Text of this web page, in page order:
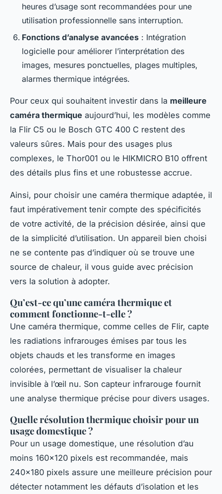
heures d’usage sont recommandées pour une
utilisation professionnelle sans interruption.
Fonctions d’analyse avancées : Intégration
logicielle pour améliorer l’interprétation des
images, mesures ponctuelles, plages multiples,
alarmes thermique intégrées.
Pour ceux qui souhaitent investir dans la meilleure
caméra thermique aujourd’hui, les modèles comme
la Flir C5 ou le Bosch GTC 400 C restent des
valeurs sûres. Mais pour des usages plus
complexes, le Thor001 ou le HIKMICRO B10 offrent
des détails plus fins et une robustesse accrue.
Ainsi, pour choisir une caméra thermique adaptée, il
faut impérativement tenir compte des spécificités
de votre activité, de la précision désirée, ainsi que
de la simplicité d’utilisation. Un appareil bien choisi
ne se contente pas d’indiquer où se trouve une
source de chaleur, il vous guide avec précision
vers la solution à adopter.
Qu’est-ce qu’une caméra thermique et
comment fonctionne-t-elle ?
Une caméra thermique, comme celles de Flir, capte
les radiations infrarouges émises par tous les
objets chauds et les transforme en images
colorées, permettant de visualiser la chaleur
invisible à l’œil nu. Son capteur infrarouge fournit
une analyse thermique précise pour divers usages.
Quelle résolution thermique choisir pour un
usage domestique ?
Pour un usage domestique, une résolution d’au
moins 160×120 pixels est recommandée, mais
240×180 pixels assure une meilleure précision pour
détecter notamment les défauts d’isolation et les